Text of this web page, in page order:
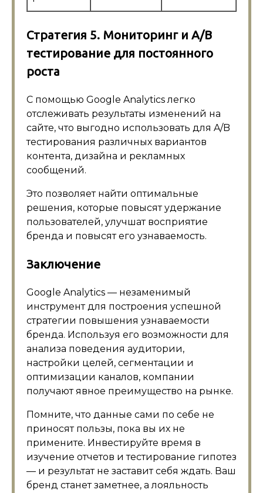
Стратегия 5. Мониторинг и A/B
тестирование для постоянного
роста
С помощью Google Analytics легко
отслеживать результаты изменений на
сайте, что выгодно использовать для A/B
тестирования различных вариантов
контента, дизайна и рекламных
сообщений.
Это позволяет найти оптимальные
решения, которые повысят удержание
пользователей, улучшат восприятие
бренда и повысят его узнаваемость.
Заключение
Google Analytics — незаменимый
инструмент для построения успешной
стратегии повышения узнаваемости
бренда. Используя его возможности для
анализа поведения аудитории,
настройки целей, сегментации и
оптимизации каналов, компании
получают явное преимущество на рынке.
Помните, что данные сами по себе не
приносят пользы, пока вы их не
примените. Инвестируйте время в
изучение отчетов и тестирование гипотез
— и результат не заставит себя ждать. Ваш
бренд станет заметнее, а лояльность